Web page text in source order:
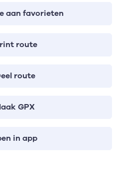
aan favorieten
route
route
GPX
in app